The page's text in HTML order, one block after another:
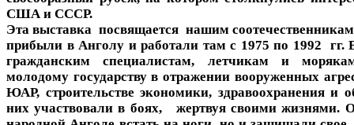
США и СССР.
Эта выставка посвящается нашим
прибыли в Анголу и работали там с 1975 по 1992
гражданским специалистам, летчикам и
молодому государству в отражении вооруженных
ЮАР, строительстве экономики, здравоохранения и
них участвовали в боях, жертвуя своими жизнями.